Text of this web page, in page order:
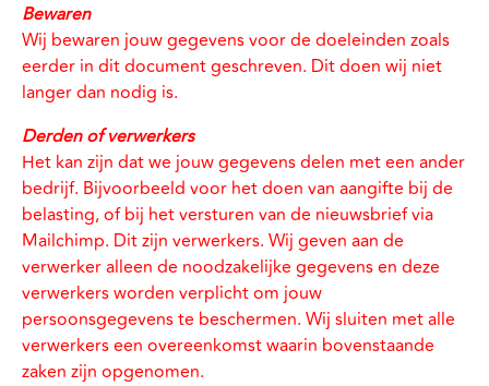
Bewaren
Wij bewaren jouw gegevens voor de doeleinden zoals
eerder in dit document geschreven. Dit doen wij niet
langer dan nodig is.
Derden of verwerkers
Het kan zijn dat we jouw gegevens delen met een ander
bedrijf. Bijvoorbeeld voor het doen van aangifte bij de
belasting, of bij het versturen van de nieuwsbrief via
Mailchimp. Dit zijn verwerkers. Wij geven aan de
verwerker alleen de noodzakelijke gegevens en deze
verwerkers worden verplicht om jouw
persoonsgegevens te beschermen. Wij sluiten met alle
verwerkers een overeenkomst waarin bovenstaande
zaken zijn opgenomen.